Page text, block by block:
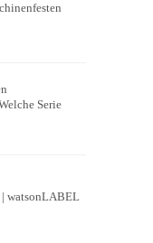
Serie
watsonLABEL